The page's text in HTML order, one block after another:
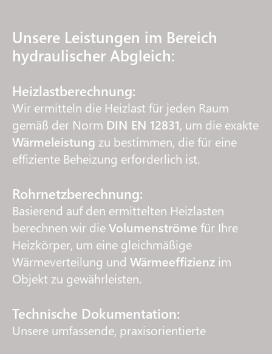
Unsere Leistungen im Bereich
hydraulischer Abgleich:
Heizlastberechnung:
Wir ermitteln die Heizlast für jeden Raum
gemäß der Norm DIN EN 12831, um die exakte
Wärmeleistung zu bestimmen, die für eine
effiziente Beheizung erforderlich ist.
Rohrnetzberechnung:
Basierend auf den ermittelten Heizlasten
berechnen wir dieVolumenströme für Ihre
Heizkörper, um eine gleichmäßige
Wärmeverteilung und Wärmeeffizienz im
Objekt zu gewährleisten.
Technische Dokumentation:
Unsere umfassende, praxisorientierte